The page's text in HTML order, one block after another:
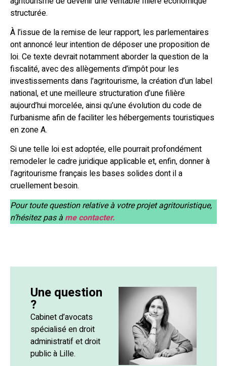
structurée.
À l’issue de la remise de leur rapport, les parlementaires
ont annoncé leur intention de déposer une proposition de
loi. Ce texte devrait notamment aborder la question de la
fiscalité, avec des allègements d’impôt pour les
investissements dans l’agritourisme, la création d’un label
national, et une meilleure structuration d’une filière
aujourd’hui morcelée, ainsi qu’une évolution du code de
l’urbanisme afin de faciliter les hébergements touristiques
en zone A.
Si une telle loi est adoptée, elle pourrait profondément
remodeler le cadre juridique applicable et, enfin, donner à
l’agritourisme français les bases solides dont il a
cruellement besoin.
Pour toute question relative à votre projet agritouristique,
n’hésitez pas à me contacter.
Une question
?
Cabinet d’avocats
spécialisé en droit
administratif et droit
public à Lille.